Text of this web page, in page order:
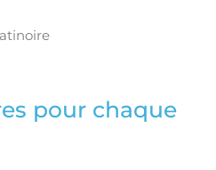
pour chaque